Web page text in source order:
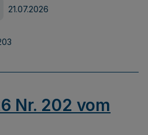
21.07.2026
Nr. 202 vom